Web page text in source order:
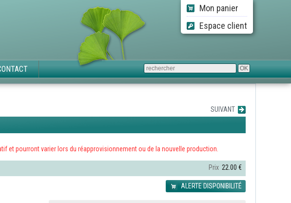
Mon panier
Espace client
SUIVANT
et pourront varier lors du réapprovisionnement ou de la nouvelle production.
Prix 22.00 €
ALERTE DISPONIBILITÉ